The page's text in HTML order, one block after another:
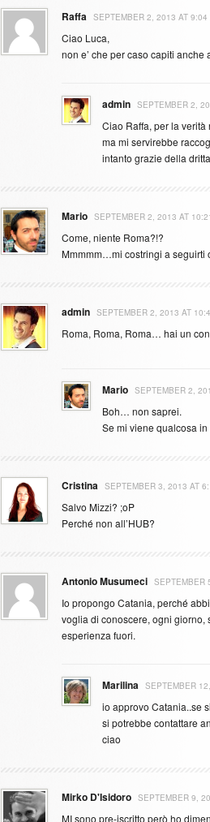
Raffa SEPTEMBER 2, 2013 AT 9:04
Ciao Luca,
non e’ che per caso capiti anche
admin SEPTEMBER 2,
Ciao Raffa, per la
ma mi servirebbe
intanto grazie della
Mario SEPTEMBER 2, 2013 AT
Come, niente Roma?!?
Mmmmm…mi costringi a seguirti
admin SEPTEMBER 2, 2013 AT
Roma, Roma, Roma… hai un
Mario SEPTEMBER 2,
Boh… non saprei.
Se mi viene qualcosa
Cristina SEPTEMBER 3, 2013 AT
Salvo Mizzi? ;oP
Perché non all’HUB?
Antonio Musumeci SEPTEMBER
Io propongo Catania, perché
voglia di conoscere, ogni giorno,
esperienza fuori.
Marilina SEPTEMBER
io approvo Catania..se
si potrebbe contattare
ciao
Mirko D'Isidoro SEPTEMBER 9,
MI sono pre-iscritto però ho